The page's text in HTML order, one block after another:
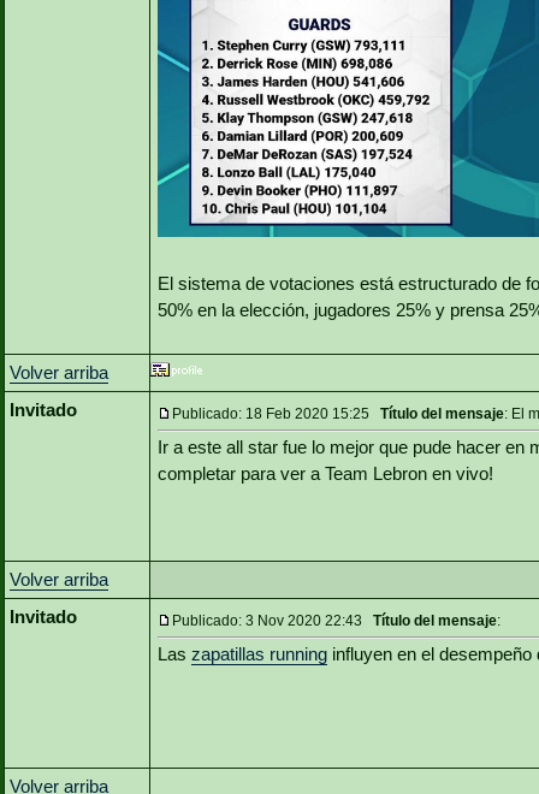
El sistema de votaciones está estructurado de
50% en la elección, jugadores 25% y prensa
Volver arriba
Invitado
Publicado: 18 Feb 2020 15:25 Título del mensaje: El
Ir a este all star fue lo mejor que pude hacer
completar para ver a Team Lebron en vivo!
Volver arriba
Invitado
Publicado: 3 Nov 2020 22:43 Título del mensaje:
Las zapatillas running influyen en el
Volver arriba